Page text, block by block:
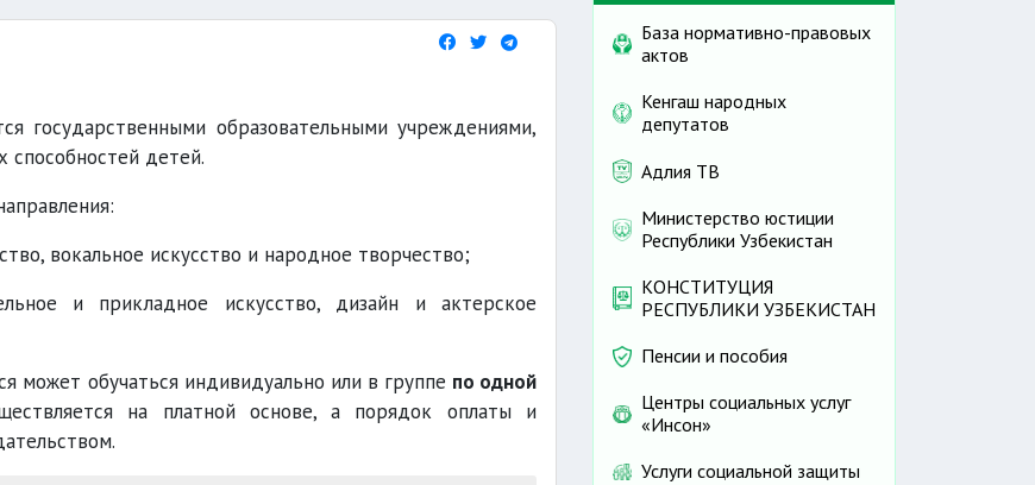
государственными образовательными учреждениями,
способностей детей.
вокальное искусство и народное творчество;
и прикладное искусство, дизайн и актерское
может обучаться индивидуально или в группе по одной
на платной основе, а порядок оплаты и
База нормативно-правовых
актов
Кенгаш народных
депутатов
Адлия ТВ
Министерство юстиции
Республики Узбекистан
КОНСТИТУЦИЯ
РЕСПУБЛИКИ УЗБЕКИСТАН
Пенсии и пособия
Центры социальных услуг
«Инсон»
Услуги социальной защиты